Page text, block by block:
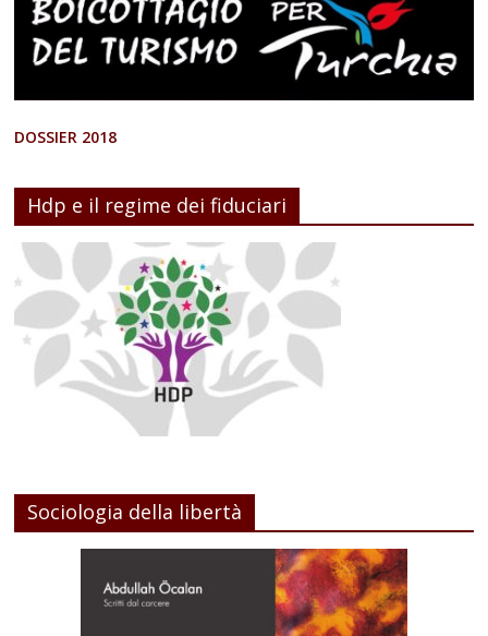
DOSSIER 2018
Hdp e il regime dei fiduciari
Sociologia della libertà